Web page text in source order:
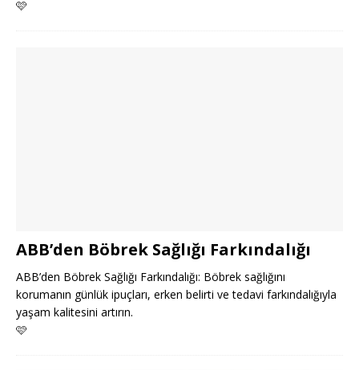
🩷
ABB’den Böbrek Sağlığı Farkındalığı
ABB’den Böbrek Sağlığı Farkındalığı: Böbrek sağlığını
korumanın günlük ipuçları, erken belirti ve tedavi farkındalığıyla
yaşam kalitesini artırın.
🩷